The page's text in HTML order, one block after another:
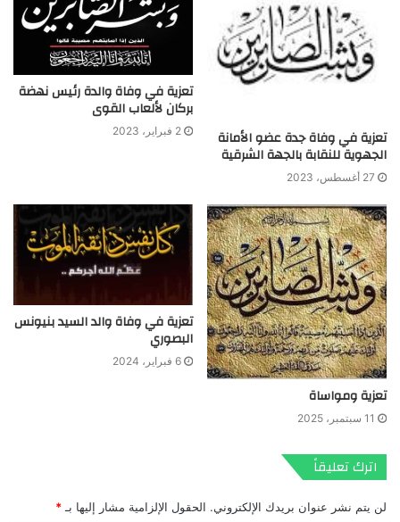
تعزية في وفاة جدة عضو الأمانة
الجهوية للنقابة بالجهة الشرقية
27 أغسطس، 2023
تعزية في وفاة والدة رئيس نهضة
بركان لألعاب القوى
2 فبراير، 2023
تعزية ومواساة
11 سبتمبر، 2025
تعزية في وفاة والد السيد بنيونس
البصوري
6 فبراير، 2024
اترك تعليقاً
لن يتم نشر عنوان بريدك الإلكتروني. الحقول الإلزامية مشار إليها بـ *